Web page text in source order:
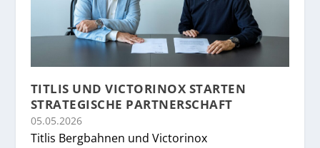
TITLIS UND VICTORINOX STARTEN
STRATEGISCHE PARTNERSCHAFT
05.05.2026
Titlis Bergbahnen und Victorinox